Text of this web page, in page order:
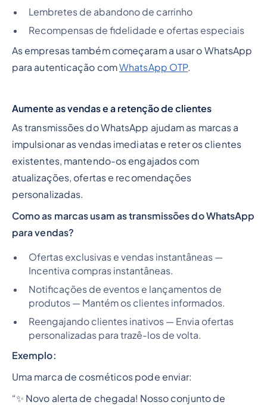
Lembretes de abandono de carrinho
Recompensas de fidelidade e ofertas especiais
As empresas também começaram a usar o WhatsApp
para autenticação comWhatsApp OTP.
Aumente as vendas e a retenção de clientes
As transmissões do WhatsApp ajudam as marcas a
impulsionar as vendas imediatas e reter os clientes
existentes, mantendo-os engajados com
atualizações, ofertas e recomendações
personalizadas.
Como as marcas usam as transmissões do WhatsApp
para vendas?
Ofertas exclusivas e vendas instantâneas —
Incentiva compras instantâneas.
Notificações de eventos e lançamentos de
produtos — Mantém os clientes informados.
Reengajando clientes inativos — Envia ofertas
personalizadas para trazê-los de volta.
Exemplo:
Uma marca de cosméticos pode enviar:
“✨ Novo alerta de chegada! Nosso conjunto de